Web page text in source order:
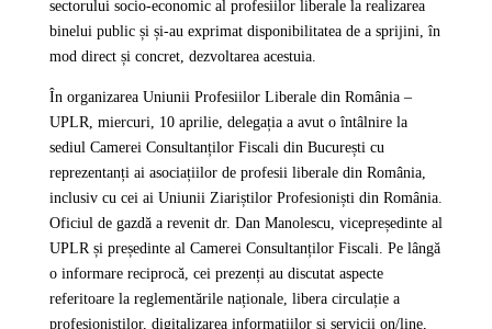
sectorului socio-economic al profesiilor liberale la realizarea
binelui public și și-au exprimat disponibilitatea de a sprijini, în
mod direct și concret, dezvoltarea acestuia.
În organizarea Uniunii Profesiilor Liberale din România –
UPLR, miercuri, 10 aprilie, delegația a avut o întâlnire la
sediul Camerei Consultanților Fiscali din București cu
reprezentanți ai asociațiilor de profesii liberale din România,
inclusiv cu cei ai Uniunii Ziariștilor Profesioniști din România.
Oficiul de gazdă a revenit dr. Dan Manolescu, vicepreședinte al
UPLR și președinte al Camerei Consultanților Fiscali. Pe lângă
o informare reciprocă, cei prezenți au discutat aspecte
referitoare la reglementările naționale, libera circulație a
profesioniștilor, digitalizarea informațiilor și servicii on/line,